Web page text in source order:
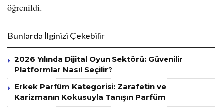
öğrenildi.
Bunlarda İlginizi Çekebilir
2026 Yılında Dijital Oyun Sektörü: Güvenilir
Platformlar Nasıl Seçilir?
Erkek Parfüm Kategorisi: Zarafetin ve
Karizmanın Kokusuyla Tanışın Parfüm